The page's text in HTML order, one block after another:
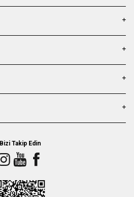
Bizi Takip Edin